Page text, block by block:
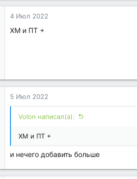
4 Июл 2022
ХМ и ПТ +
5 Июл 2022
Volon написал(а):
ХМ и ПТ +
и нечего добавить больше